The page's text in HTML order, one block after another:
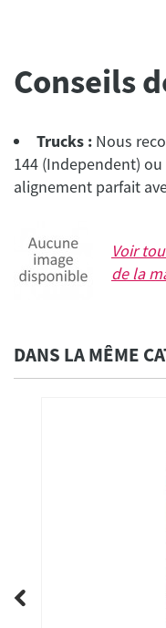
Conseils
Trucks : Nous
144 (Independent)
alignement parfait
Voir
de la
DANS LA MÊME